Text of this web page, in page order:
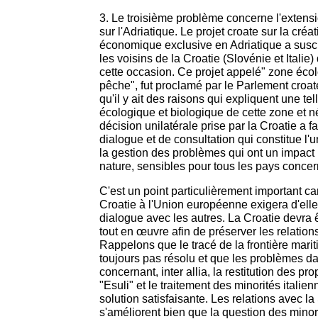
3. Le troisième problème concerne
sur l'Adriatique. Le projet croate sur la
économique exclusive en Adriatique a
les voisins de la Croatie (Slovénie et
cette occasion. Ce projet appelé" zone
pêche", fut proclamé par le Parlement
qu'il y ait des raisons qui expliquent une
écologique et biologique de cette zone et
décision unilatérale prise par la Croatie a
dialogue et de consultation qui constitue
la gestion des problèmes qui ont un
nature, sensibles pour tous les pays
C'est un point particulièrement important
Croatie à l'Union européenne exigera
dialogue avec les autres. La Croatie devra
tout en œuvre afin de préserver les
Rappelons que le tracé de la frontière
toujours pas résolu et que les problèmes
concernant, inter allia, la restitution des
"Esuli" et le traitement des minorités
solution satisfaisante. Les relations avec
s'améliorent bien que la question des